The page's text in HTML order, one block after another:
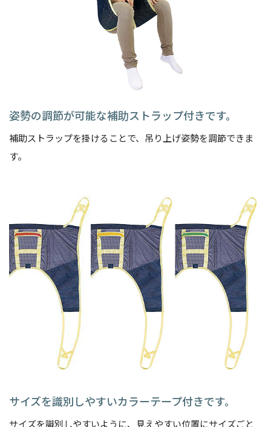
姿勢の調節が可能な補助ストラップ付きです。
補助ストラップを掛けることで、吊り上げ姿勢を調節できま
す。
サイズを識別しやすいカラーテープ付きです。
サイズを識別しやすいように、見えやすい位置にサイズごと